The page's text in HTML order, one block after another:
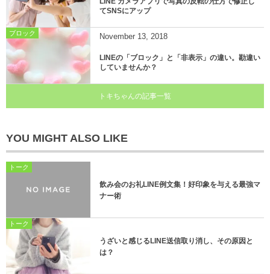
てSNSにアップ
ブロック November 13, 2018
LINEの「ブロック」と「非表示」の違い。勘違い
していませんか？
トキちゃんの記事一覧
YOU MIGHT ALSO LIKE
トーク
飲み会のお礼LINE例文集！好印象を与える最強マ
ナー術
トーク
うざいと感じるLINE送信取り消し、その原因と
は？